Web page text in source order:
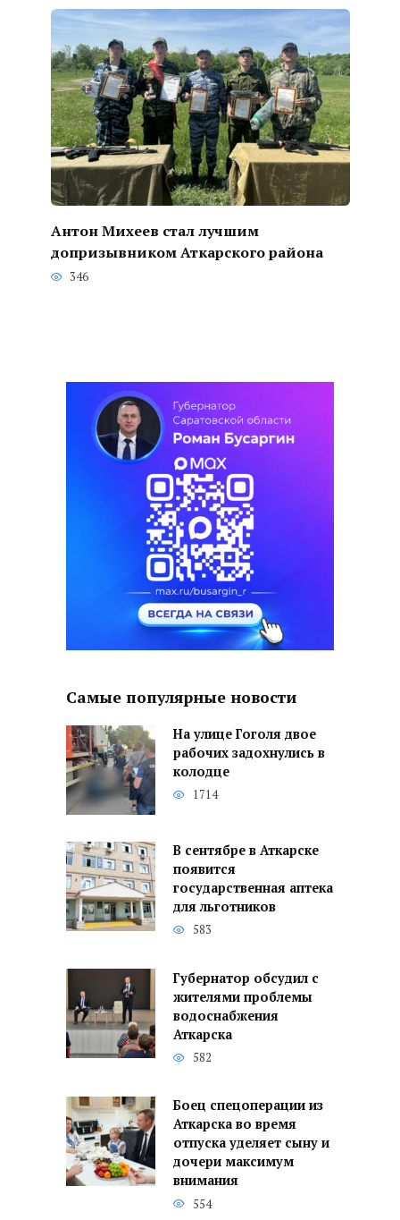
Антон Михеев стал лучшим
допризывником Аткарского района
346
Самые популярные новости
На улице Гоголя двое
рабочих задохнулись в
колодце
1714
В сентябре в Аткарске
появится
государственная аптека
для льготников
583
Губернатор обсудил с
жителями проблемы
водоснабжения
Аткарска
582
Боец спецоперации из
Аткарска во время
отпуска уделяет сыну и
дочери максимум
внимания
554